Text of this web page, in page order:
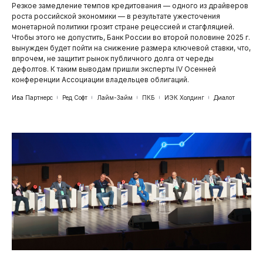
Резкое замедление темпов кредитования — одного из драйверов
роста российской экономики — в результате ужесточения
монетарной политики грозит стране рецессией и стагфляцией.
Чтобы этого не допустить, Банк России во второй половине 2025 г.
вынужден будет пойти на снижение размера ключевой ставки, что,
впрочем, не защитит рынок публичного долга от череды
дефолтов. К таким выводам пришли эксперты IV Осенней
конференции Ассоциации владельцев облигаций.
Ива Партнерс Ред Софт Лайм-Займ ПКБ ИЭК Холдинг Диалот